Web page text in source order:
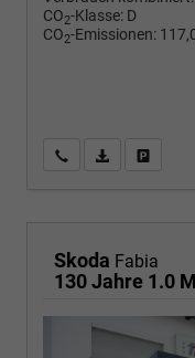
CO2-Klasse: D
CO2-Emissionen:
Wir rufen Sie an
PDF-
Skoda Fabia